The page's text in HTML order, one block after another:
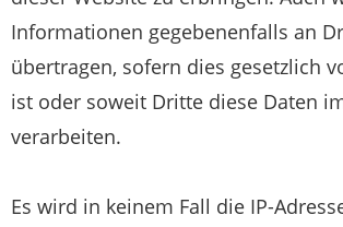
Informationen gegebenenfalls an
übertragen, sofern dies gesetzlich
ist oder soweit Dritte diese Daten
verarbeiten.
Es wird in keinem Fall die IP-